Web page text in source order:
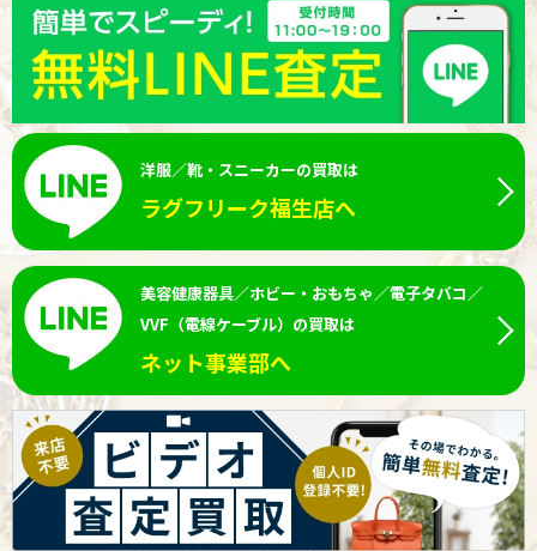
洋服／靴・スニーカーの買取は
ラグフリーク福生店へ
美容健康器具／ホビー・おもちゃ／電子タバコ／
VVF（電線ケーブル）の買取は
ネット事業部へ